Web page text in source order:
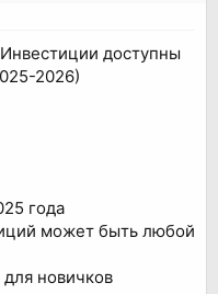
доступны
2026)
года
может быть любой
новичков